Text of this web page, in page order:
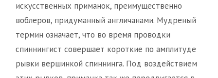
искусственных приманок, преимущественно
воблеров, придуманный англичанами. Мудреный
термин означает, что во время проводки
спиннингист совершает короткие по амплитуде
рывки вершинкой спиннинга. Под воздействием